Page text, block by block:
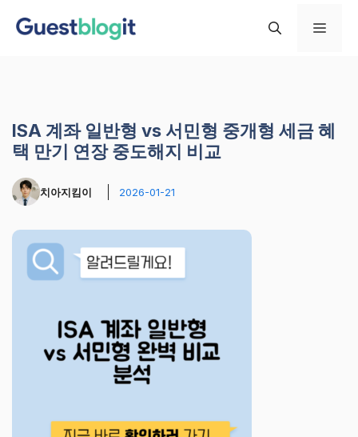
메
ISA 계좌 일반형 vs 서민형 중개형 세금 혜
택 만기 연장 중도해지 비교
치아지킴이 2026-01-21